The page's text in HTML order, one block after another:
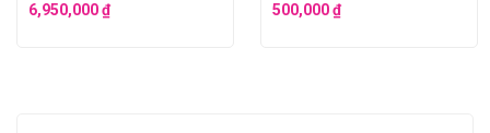
6,950,000₫
500,000₫